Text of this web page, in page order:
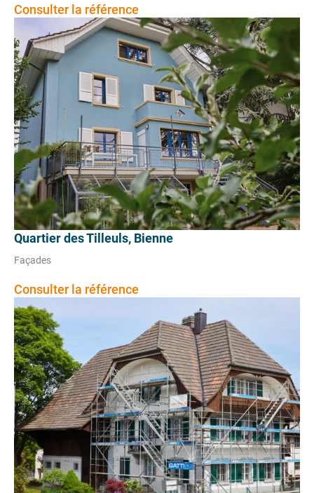
Consulter la référence
Quartier des Tilleuls, Bienne
Façades
Consulter la référence